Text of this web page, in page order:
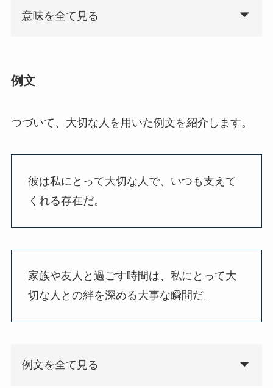
意味を全て見る
例文
つづいて、大切な人を用いた例文を紹介します。
彼は私にとって大切な人で、いつも支えて
くれる存在だ。
家族や友人と過ごす時間は、私にとって大
切な人との絆を深める大事な瞬間だ。
例文を全て見る